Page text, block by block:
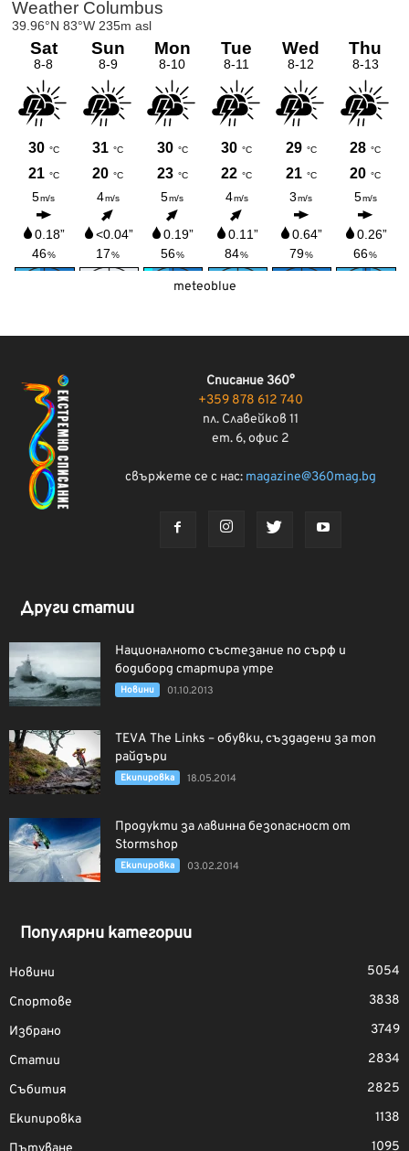
meteoblue
Списание 360°
+359 878 612 740
пл. Славейков 11
ет. 6, офис 2
свържете се с нас: magazine@360mag.bg
Други статии
Националното състезание по сърф и
бодиборд стартира утре
Новини 01.10.2013
TEVA The Links – обувки, създадени за топ
райдъри
Екипировка 18.05.2014
Продукти за лавинна безопасност от
Stormshop
Екипировка 03.02.2014
Популярни категории
Новини
5054
Спортове
3838
Избрано
3749
Статии
2834
Събития
2825
Екипировка
1138
1095